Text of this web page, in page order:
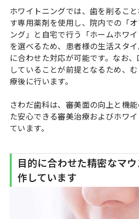
ホワイトニングでは、歯を削るこ
す専用薬剤を使用し、院内での「
ング」と自宅で行う「ホームホワ
を選べるため、患者様の生活スタ
に合わせた対応が可能です。なお
していることが前提となるため、
療後に行います。
さわだ歯科は、審美面の向上と機
た安心できる審美治療およびホワ
ています。
目的に合わせた精密なマ
作しています